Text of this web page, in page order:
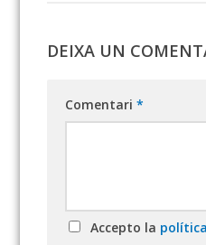
DEIXA UN
Comentari *
Accepto la